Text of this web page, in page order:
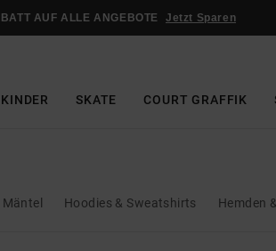
AUF ALLE ANGEBOTE Jetzt Sparen
KINDER SKATE COURT GRAFFIK
Hoodies & Sweatshirts Hemden